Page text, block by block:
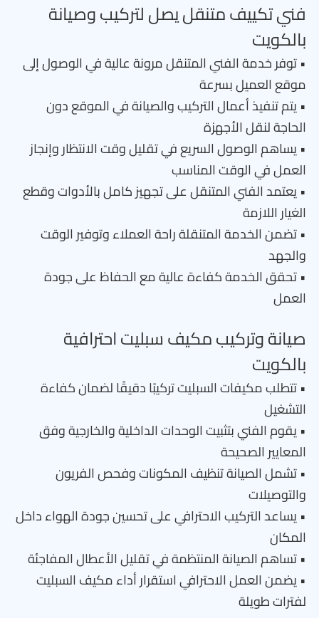
فني تكييف متنقل يصل لتركيب وصيانة
بالكويت
• توفر خدمة الفني المتنقل مرونة عالية في الوصول إلى
موقع العميل بسرعة
• يتم تنفيذ أعمال التركيب والصيانة في الموقع دون
الحاجة لنقل الأجهزة
• يساهم الوصول السريع في تقليل وقت الانتظار وإنجاز
العمل في الوقت المناسب
• يعتمد الفني المتنقل على تجهيز كامل بالأدوات وقطع
الغيار اللازمة
• تضمن الخدمة المتنقلة راحة العملاء وتوفير الوقت
والجهد
• تحقق الخدمة كفاءة عالية مع الحفاظ على جودة
العمل
صيانة وتركيب مكيف سبليت احترافية
بالكويت
• تتطلب مكيفات السبليت تركيبًا دقيقًا لضمان كفاءة
التشغيل
• يقوم الفني بتثبيت الوحدات الداخلية والخارجية وفق
المعايير الصحيحة
• تشمل الصيانة تنظيف المكونات وفحص الفريون
والتوصيلات
• يساعد التركيب الاحترافي على تحسين جودة الهواء داخل
المكان
• تساهم الصيانة المنتظمة في تقليل الأعطال المفاجئة
• يضمن العمل الاحترافي استقرار أداء مكيف السبليت
لفترات طويلة